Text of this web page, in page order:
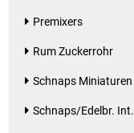
Premixers
Rum Zuckerrohr
Schnaps Miniaturen
Schnaps/Edelbr. Int.